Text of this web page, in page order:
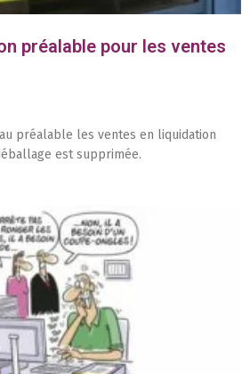
préalable pour les ventes
préalable les ventes en liquidation
est supprimée.